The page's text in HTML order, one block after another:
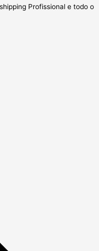
Profissional e todo o